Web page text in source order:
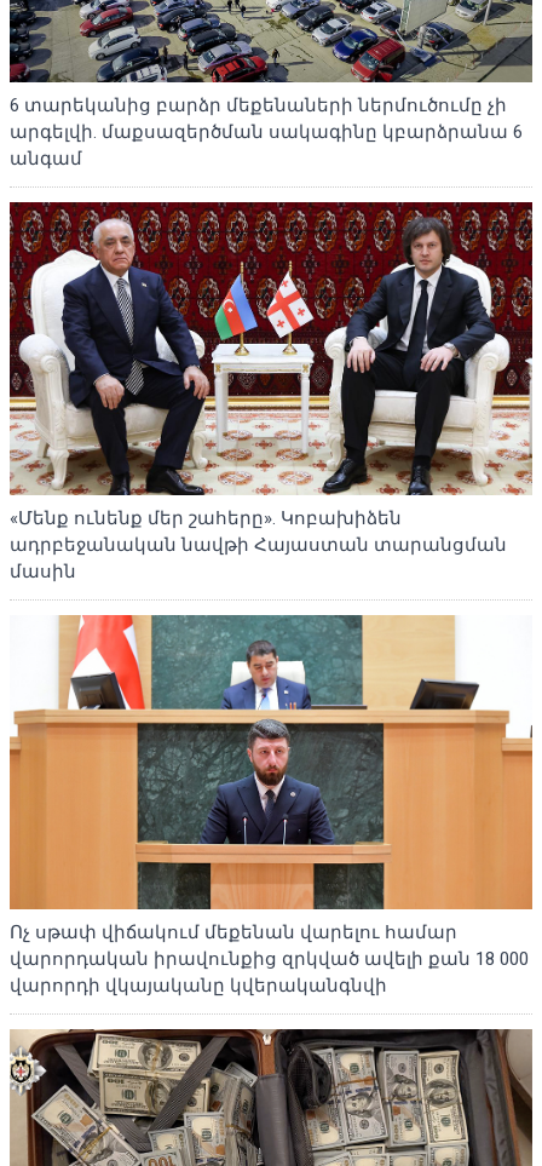
6 տարեկանից բարձր մեքենաների ներմուծումը չի
արգելվի. մաքսազերծման սակագինը կբարձրանա 6
անգամ
«Մենք ունենք մեր շահերը». Կոբախիձեն
ադրբեջանական նավթի Հայաստան տարանցման
մասին
Ոչ սթափ վիճակում մեքենան վարելու համար
վարորդական իրավունքից զրկված ավելի քան 18 000
վարորդի վկայականը կվերականգնվի